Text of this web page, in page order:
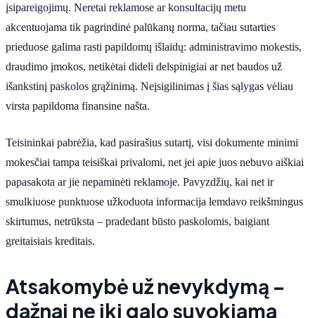
įsipareigojimų. Neretai reklamose ar konsultacijų metu
akcentuojama tik pagrindinė palūkanų norma, tačiau sutarties
prieduose galima rasti papildomų išlaidų: administravimo mokestis,
draudimo įmokos, netikėtai dideli delspinigiai ar net baudos už
išankstinį paskolos grąžinimą. Neįsigilinimas į šias sąlygas vėliau
virsta papildoma finansine našta.
Teisininkai pabrėžia, kad pasirašius sutartį, visi dokumente minimi
mokesčiai tampa teisiškai privalomi, net jei apie juos nebuvo aiškiai
papasakota ar jie nepaminėti reklamoje. Pavyzdžių, kai net ir
smulkiuose punktuose užkoduota informacija lemdavo reikšmingus
skirtumus, netrūksta – pradedant būsto paskolomis, baigiant
greitaisiais kreditais.
Atsakomybė už nevykdymą –
dažnai ne iki galo suvokiama